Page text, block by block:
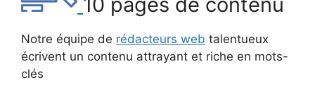
Notre équipe de rédacteurs web talentueux
écrivent un contenu attrayant et riche en mots-
clés